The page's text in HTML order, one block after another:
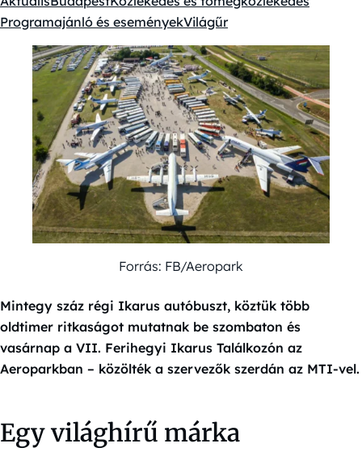
Kategóriák:
Programajánló és eseményekVilágűr
Forrás: FB/Aeropark
Mintegy száz régi Ikarus autóbuszt, köztük több
oldtimer ritkaságot mutatnak be szombaton és
vasárnap a VII. Ferihegyi Ikarus Találkozón az
Aeroparkban – közölték a szervezők szerdán az MTI-vel.
Egy világhírű márka